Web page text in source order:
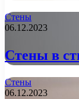
Стены
06.12.2023
Стены в
Стены
06.12.2023